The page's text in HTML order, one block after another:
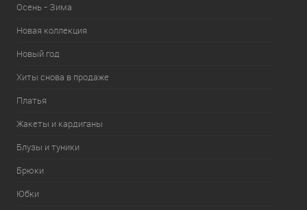
Осень - Зима
Новая коллекция
Новый год
Хиты снова в продаже
Платья
Жакеты и кардиганы
Блузы и туники
Брюки
Юбки